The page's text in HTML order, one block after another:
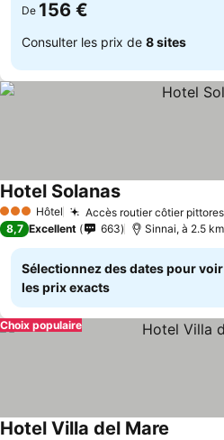
De 156 €
Consulter les prix de 8 sites
3 ÉtoilesHôtel Accès routier côtier
Hotel Solanas
8,7 Excellent 663 Sinnai, à 2.5
Sélectionnez des dates pour voir
les prix exacts
Choix populaire
Hotel Villa del Mare